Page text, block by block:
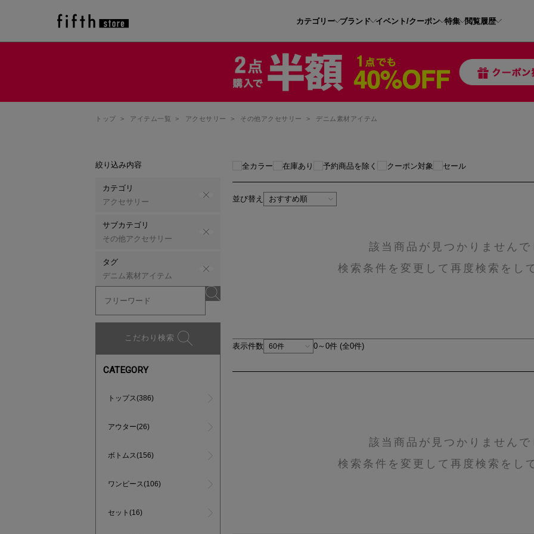
カテゴリー ブランド イベント/クーポン 特集 閲覧履歴
トップ > アイテム一覧 > アクセサリー > その他アクセサリー > デニム素材アイテム
絞り込み内容
カテゴリ
アクセサリー
サブカテゴリ
その他アクセサリー
タグ
デニム素材アイテム
こだわり検索
CATEGORY
トップス(386)
アウター(26)
ボトムス(156)
ワンピース(106)
セット(16)
全カラー 在庫あり 予約商品を除く クーポン対象 セール
並び替え
該当商品が見つかりませんで
検索条件を変更して再度検索をし
表示件数 0～0件 (全0件)
該当商品が見つかりませんで
検索条件を変更して再度検索をし